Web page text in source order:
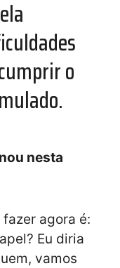
o
nesta
agora é:
Eu diria
vamos